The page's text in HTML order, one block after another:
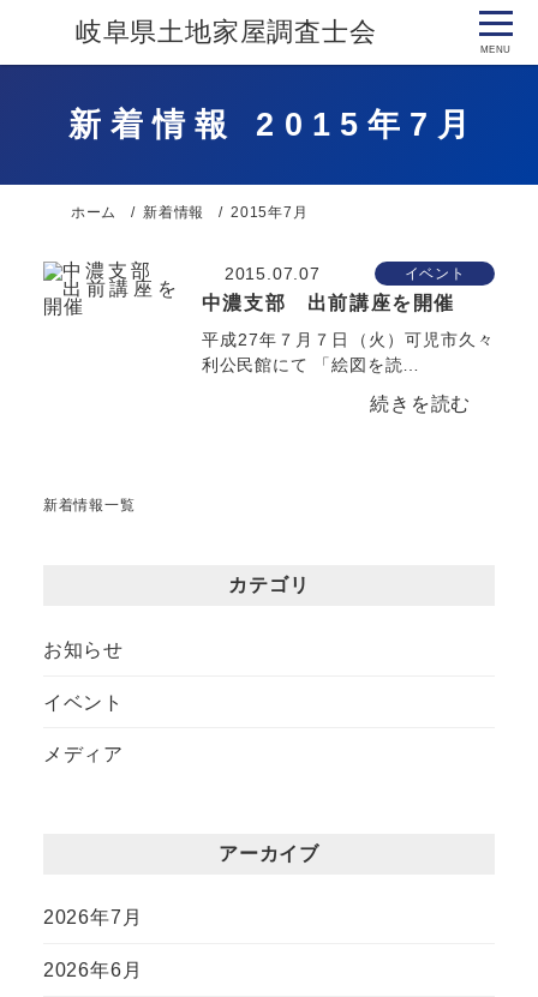
岐阜県土地家屋調査士会
新着情報 2015年7月
ホーム 新着情報 2015年7月
2015.07.07 イベント
中濃支部 出前講座を開催
平成27年７月７日（火）可児市久々
利公民館にて 「絵図を読…
新着情報一覧
カテゴリ
お知らせ
イベント
メディア
アーカイブ
2026年7月
2026年6月